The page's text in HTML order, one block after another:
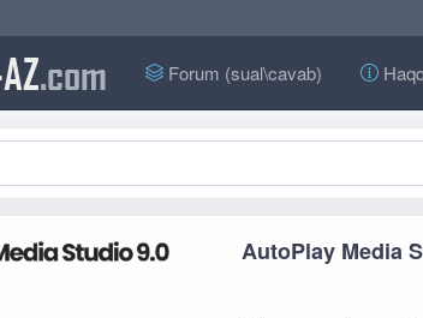
.com Forum (sual\cavab)
AutoPlay Media